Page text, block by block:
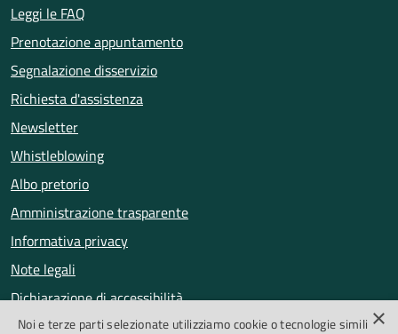
Leggi le FAQ
Prenotazione appuntamento
Segnalazione disservizio
Richiesta d'assistenza
Newsletter
Whistleblowing
Albo pretorio
Amministrazione trasparente
Informativa privacy
Note legali
Dichiarazione di accessibilità
Obiettivi di accessibilità
×
Noi e terze parti selezionate utilizziamo cookie o tecnologie simili